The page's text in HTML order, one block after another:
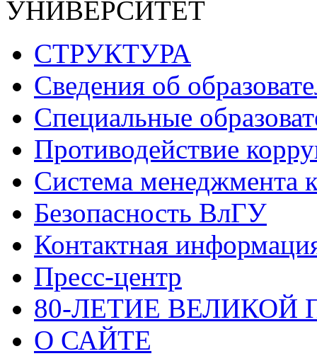
УНИВЕРСИТЕТ
СТРУКТУРА
Сведения об
Специальные
Противодействие
Система менеджмента
Безопасность ВлГУ
Контактная
Пресс-центр
80-ЛЕТИЕ ВЕЛИКОЙ
О САЙТЕ